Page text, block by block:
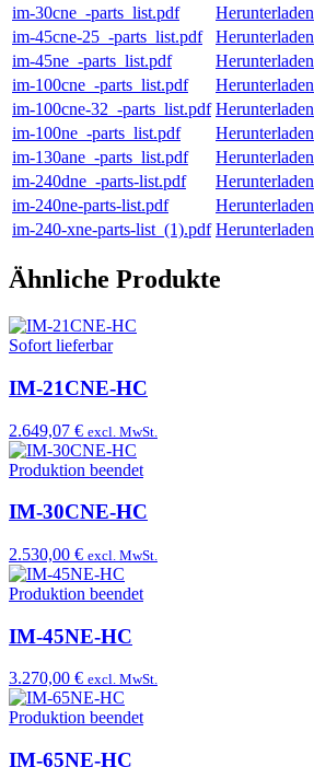
im-30cne_-parts_list.pdf
Herunterladen
im-45cne-25_-parts_list.pdf
Herunterladen
im-45ne_-parts_list.pdf
Herunterladen
im-100cne_-parts_list.pdf
Herunterladen
im-100cne-32_-parts_list.pdf Herunterladen
im-100ne_-parts_list.pdf
Herunterladen
im-130ane_-parts_list.pdf
Herunterladen
im-240dne_-parts-list.pdf
Herunterladen
im-240ne-parts-list.pdf
Herunterladen
im-240-xne-parts-list_(1).pdf Herunterladen
Ähnliche Produkte
Sofort lieferbar
IM-21CNE-HC
2.649,07 € excl. MwSt.
Produktion beendet
IM-30CNE-HC
2.530,00 € excl. MwSt.
Produktion beendet
IM-45NE-HC
3.270,00 € excl. MwSt.
Produktion beendet
IM-65NE-HC